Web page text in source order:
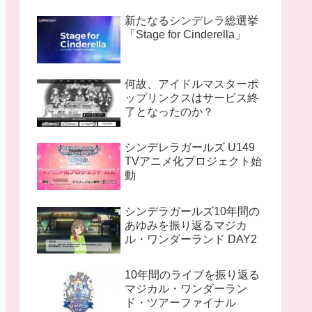
新たなるシンデレラ総選挙
「Stage for Cinderella」
何故、アイドルマスターポ
ップリンクスはサービス終
了となったのか？
シンデレラガールズ U149
TVアニメ化プロジェクト始
動
シンデラガールズ10年間の
あゆみを振り返るマジカ
ル・ワンダーランド DAY2
10年間のライブを振り返る
マジカル・ワンダーラン
ド・ツアーファイナル